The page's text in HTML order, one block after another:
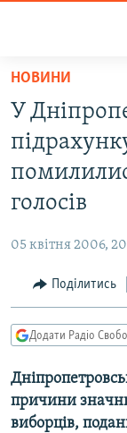
Перейти
основного
матеріалу
Перейти
до
основної
Перейти
пошуку
ВСЕ ЗА ДОБУ
СТАТТІ
ПОЛІТИКА
КУЛЬТУРА
СПОРТ
СВІТ
ДОНБАС.РЕАЛІЇ
КРИМ.РЕАЛІЇ
ТИ ЯК?
МУЛЬТИМЕДІА
НОВИНИ
У
голосів
05 квітня 2006,
Поділитись
Додати Радіо
причини
виборців,